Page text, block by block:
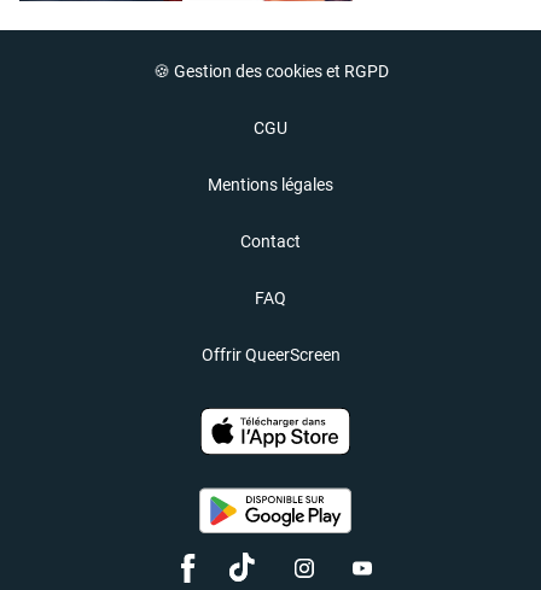
🍪 Gestion des cookies et RGPD
CGU
Mentions légales
Contact
FAQ
Offrir QueerScreen